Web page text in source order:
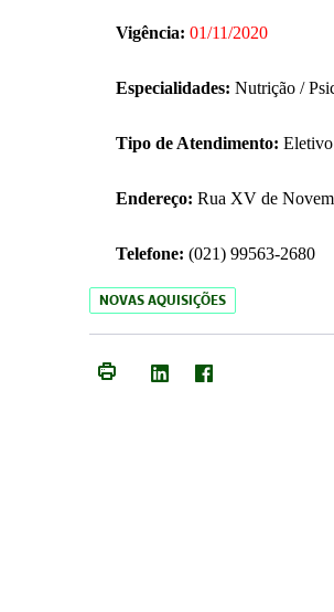
Vigência: 01/11/2020
Especialidades: Nutrição /
Tipo de Atendimento: Eletivo
Endereço: Rua XV de
Telefone: (021) 99563-2680
NOVAS AQUISIÇÕES